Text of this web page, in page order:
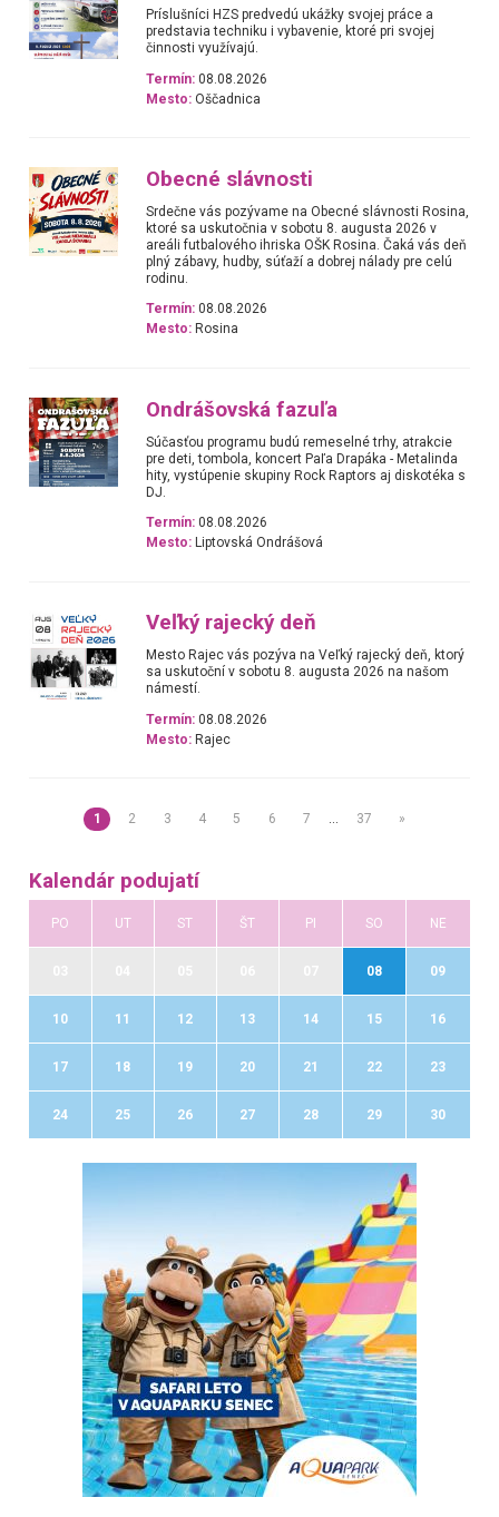
Príslušníci HZS predvedú ukážky svojej práce a
predstavia techniku i vybavenie, ktoré pri svojej
činnosti využívajú.
Termín: 08.08.2026
Mesto: Oščadnica
Obecné slávnosti
Srdečne vás pozývame na Obecné slávnosti Rosina,
ktoré sa uskutočnia v sobotu 8. augusta 2026 v
areáli futbalového ihriska OŠK Rosina. Čaká vás deň
plný zábavy, hudby, súťaží a dobrej nálady pre celú
rodinu.
Termín: 08.08.2026
Mesto: Rosina
Ondrášovská fazuľa
Súčasťou programu budú remeselné trhy, atrakcie
pre deti, tombola, koncert Paľa Drapáka - Metalinda
hity, vystúpenie skupiny Rock Raptors aj diskotéka s
DJ.
Termín: 08.08.2026
Mesto: Liptovská Ondrášová
Veľký rajecký deň
Mesto Rajec vás pozýva na Veľký rajecký deň, ktorý
sa uskutoční v sobotu 8. augusta 2026 na našom
námestí.
Termín: 08.08.2026
Mesto: Rajec
1 2 3 4 5 6 7 … 37 »
Kalendár podujatí
PO UT ST ŠT PI SO NE
08 09
10 11 12 13 14 15 16
17 18 19 20 21 22 23
24 25 26 27 28 29 30